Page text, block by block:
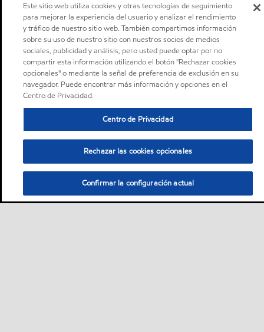
Este sitio web utiliza cookies y otras tecnologías de seguimiento
para mejorar la experiencia del usuario y analizar el rendimiento
y tráfico de nuestro sitio web. También compartimos información
sobre su uso de nuestro sitio con nuestros socios de medios
sociales, publicidad y análisis, pero usted puede optar por no
compartir esta información utilizando el botón "Rechazar cookies
opcionales" o mediante la señal de preferencia de exclusión en su
navegador. Puede encontrar más información y opciones en el
Centro de Privacidad.
Centro de Privacidad
Rechazar las cookies opcionales
Confirmar la configuración actual